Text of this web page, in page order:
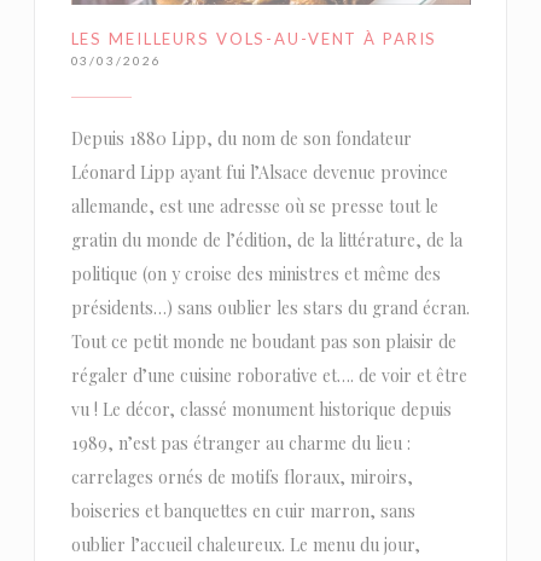
LES MEILLEURS VOLS-AU-VENT À PARIS
03/03/2026
Depuis 1880 Lipp, du nom de son fondateur
Léonard Lipp ayant fui l’Alsace devenue province
allemande, est une adresse où se presse tout le
gratin du monde de l’édition, de la littérature, de la
politique (on y croise des ministres et même des
présidents…) sans oublier les stars du grand écran.
Tout ce petit monde ne boudant pas son plaisir de
régaler d’une cuisine roborative et…. de voir et être
vu ! Le décor, classé monument historique depuis
1989, n’est pas étranger au charme du lieu :
carrelages ornés de motifs floraux, miroirs,
boiseries et banquettes en cuir marron, sans
oublier l’accueil chaleureux. Le menu du jour,